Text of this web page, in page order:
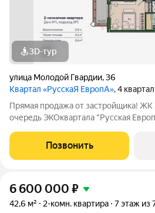
3D-тур
улица Молодой Гвардии,36
Квартал «РусскаЯ ЕвропА», 4
Прямая продажа от застройщика!
очередь ЭКОквартала "Русская Европа".
потолками 3,15 м и панорамным
преимущества: -
Позвонить
6 600 000 ₽
42,6 м² 2-комн. квартира 7 этаж из